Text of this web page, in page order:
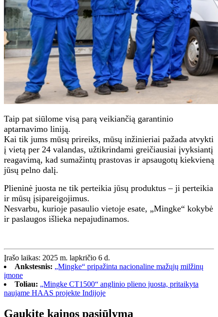
Taip pat siūlome visą parą veikiančią garantinio
aptarnavimo liniją.
Kai tik jums mūsų prireiks, mūsų inžinieriai pažada atvykti
į vietą per 24 valandas, užtikrindami greičiausiai įvyksiantį
reagavimą, kad sumažintų prastovas ir apsaugotų kiekvieną
jūsų pelno dalį.
Plieninė juosta ne tik perteikia jūsų produktus – ji perteikia
ir mūsų įsipareigojimus.
Nesvarbu, kurioje pasaulio vietoje esate, „Mingke“ kokybė
ir paslaugos išlieka nepajudinamos.
Įrašo laikas: 2025 m. lapkričio 6 d.
Ankstesnis: „Mingke“ pripažinta nacionaline mažųjų milžinų
įmone
Toliau: „Mingke CT1500“ anglinio plieno juosta, pritaikyta
naujame HAAS projekte Indijoje
Gaukite kainos pasiūlymą